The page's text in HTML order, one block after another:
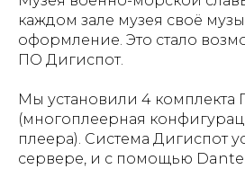
каждом зале музея своё
оформление. Это стало
ПО Дигиспот.
Мы установили 4
(многоплеерная
плеера). Система Дигиспот
сервере, и с помощью Dante